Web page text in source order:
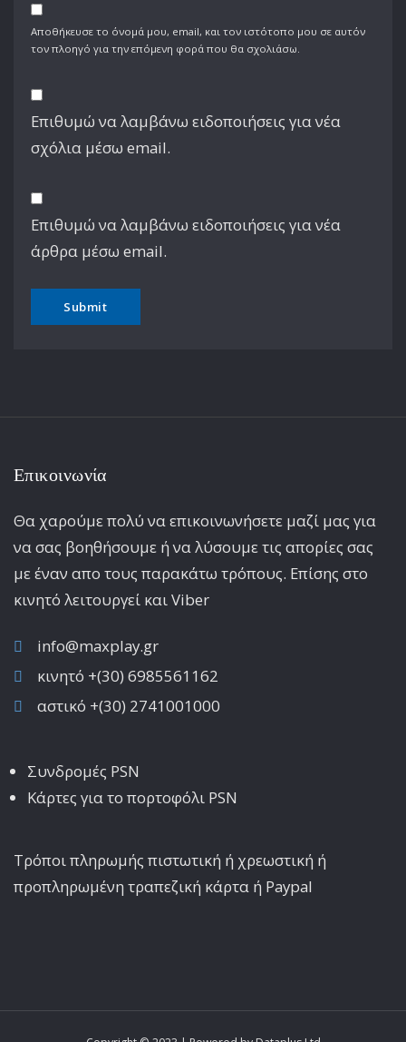
Αποθήκευσε το όνομά μου, email, και τον ιστότοπο μου σε αυτόν
τον πλοηγό για την επόμενη φορά που θα σχολιάσω.
Επιθυμώ να λαμβάνω ειδοποιήσεις για νέα
σχόλια μέσω email.
Επιθυμώ να λαμβάνω ειδοποιήσεις για νέα
άρθρα μέσω email.
Επικοινωνία
Θα χαρούμε πολύ να επικοινωνήσετε μαζί μας για
να σας βοηθήσουμε ή να λύσουμε τις απορίες σας
με έναν απο τους παρακάτω τρόπους. Επίσης στο
κινητό λειτoυργεί και Viber
info@maxplay.gr
κινητό +(30) 6985561162
αστικό +(30) 2741001000
Συνδρομές PSN
Κάρτες για το πορτοφόλι PSN
Τρόποι πληρωμής πιστωτική ή χρεωστική ή
προπληρωμένη τραπεζική κάρτα ή Paypal